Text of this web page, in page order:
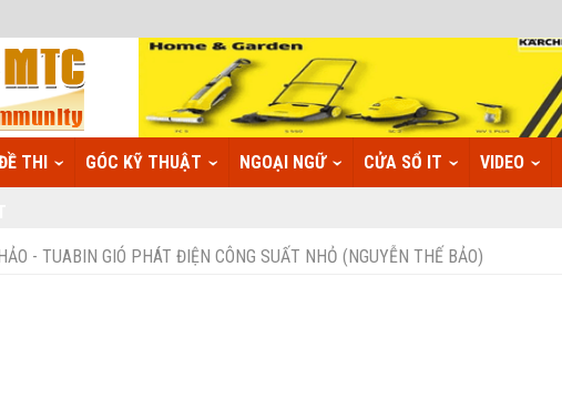
THI GÓC KỸ THUẬT NGOẠI NGỮ CỬA SỔ IT VIDEO
- TUABIN GIÓ PHÁT ĐIỆN CÔNG SUẤT NHỎ (NGUYỄN THẾ BẢO)